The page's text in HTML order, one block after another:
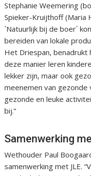
Stephanie Weemering
Spieker-Kruijthoff (Maria
`Natuurlijk bij de boer´
bereiden van lokale
Het Driespan, benadrukt
deze manier leren
lekker zijn, maar ook
meenemen van gezonde
gezonde en leuke
bij.”
Samenwerking
Wethouder Paul
samenwerking met JLE.